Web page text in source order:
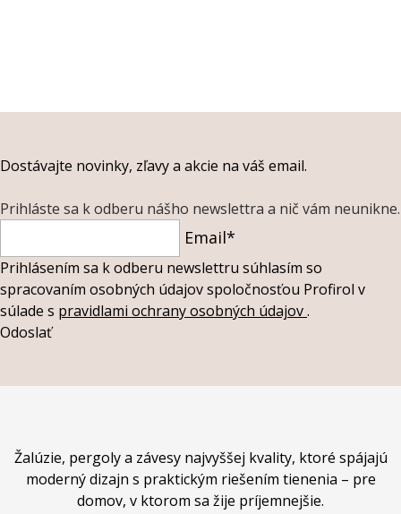
Dostávajte novinky, zľavy a akcie na váš email.
Prihláste sa k odberu nášho newslettra a nič vám neunikne.
Email*
Prihlásením sa k odberu newslettru súhlasím so
spracovaním osobných údajov spoločnosťou Profirol v
súlade s pravidlami ochrany osobných údajov.
Odoslať
Žalúzie, pergoly a závesy najvyššej kvality, ktoré spájajú
moderný dizajn s praktickým riešením tienenia – pre
domov, v ktorom sa žije príjemnejšie.